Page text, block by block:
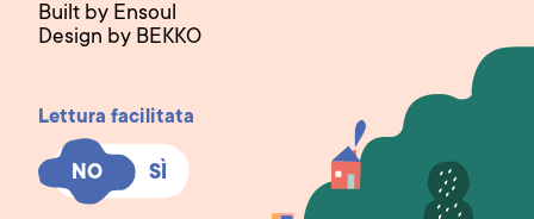
Built by Ensoul
Design by BEKKO
Lettura facilitata
NO SÌ
NO SÌ